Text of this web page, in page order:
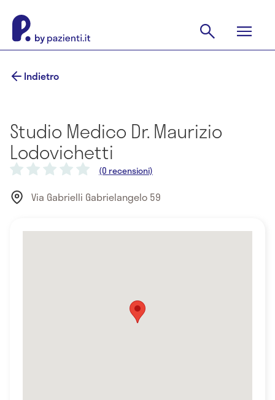
Indietro
Studio Medico Dr. Maurizio
Lodovichetti
(0 recensioni)
Via Gabrielli Gabrielangelo 59